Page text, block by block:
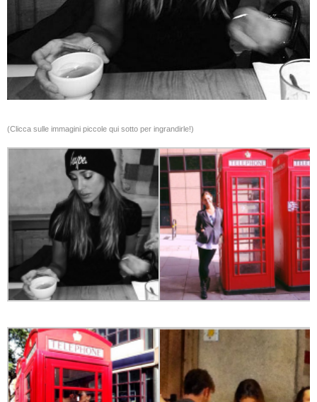
(Clicca sulle immagini piccole qui sotto per ingrandirle!)